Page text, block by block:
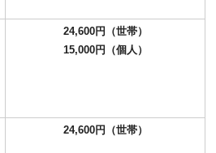
24,600円（世帯）
15,000円（個人）
24,600円（世帯）